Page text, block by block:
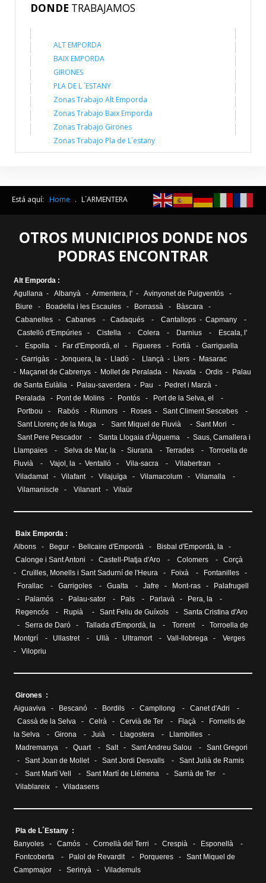
DONDE TRABAJAMOS
ALT EMPORDA
BAIX EMPORDA
GIRONES
PLA DE L ´ESTANY
Zonas Trabajo Alt Emporda
Zonas Trabajo Baix Emporda
Zonas Trabajo Girones
Zonas Trabajo Pla de L´estany
Está aquí: Home . L´ARMENTERA
OTROS MUNICIPIOS DONDE NOS
PODRAS ENCONTRAR
Alt Emporda :
Agullana - Albanyà - Armentera, l' - Avinyonet de Puigventós -
Biure - Boadella i les Escaules - Borrassà - Bàscara -
Cabanelles - Cabanes - Cadaqués - Cantallops - Capmany -
Castelló d'Empúries - Cistella - Colera - Darnius - Escala, l '
-
Espolla - Far d'Empordà, el - Figueres - Fortià - Garriguella
- Garrigàs - Jonquera, la - Lladó - Llançà - Llers -
Masarac
-
Maçanet de Cabrenys - Mollet de Peralada - Navata - Ordis -
Palau
de Santa Eulàlia - Palau-saverdera - Pau - Pedret i Marzà -
Peralada - Pont de Molins - Pontós - Port de la Selva, el
-
Portbou - Rabós - Riumors - Roses - Sant Climent Sescebes -
Sant Llorenç de la Muga - Sant Miquel de Fluvià - Sant Mori -
Sant Pere Pescador - Santa Llogaia d'Àlguema - Saus, Camallera i
Llampaies - Selva de Mar, la - Siurana - Terrades - Torroella de
Fluvià - Vajol, la - Ventalló - Vila-sacra - Vilabertran -
Viladamat- Vilafant- Vilajuïga - Vilamacolum - Vilamalla -
Vilamaniscle
- Vilanant- Vilaür
Baix Emporda :
Albons
- Begur - Bellcaire d'Empordà - Bisbal d'Empordà, la -
Calonge i Sant Antoni
- Castell-Platja d'Aro - Colomers - Corçà
- Cruïlles, Monells i Sant Sadurní de l'Heura - Foixà - Fontanilles -
Forallac - Garrigoles - Gualta - Jafre - Mont-ras -
Palafrugell
-
Palamós - Palau-sator - Pals - Parlavà - Pera, la -
Regencós - Rupià - Sant Feliu de Guíxols - Santa Cristina d'Aro
- Serra de Daró - Tallada d'Empordà, la - Torrent - Torroella de
Montgrí - Ullastret- Ullà - Ultramort - Vall-llobrega - Verges
- Vilopriu
Girones :
Aiguaviva - Bescanó - Bordils - Campllong - Canet d'Adri
-
Cassà de la Selva - Celrà - Cervià de Ter - Flaçà -
Fornells de
la Selva - Girona - Juià - Llagostera - Llambilles -
Madremanya - Quart- Salt- Sant Andreu Salou - Sant Gregori
- Sant Joan de Mollet- Sant Jordi Desvalls - Sant Julià de Ramis
- Sant Martí Vell - Sant Martí de Llémena - Sarrià de Ter -
Vilablareix - Viladasens
Pla de L´Estany :
Banyoles - Camós - Cornellà del Terri - Crespià - Esponellà
-
Fontcoberta - Palol de Revardit- Porqueres - Sant Miquel de
Campmajor
- Serinyà - Vilademuls